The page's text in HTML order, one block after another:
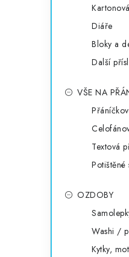
Diáře
Bloky a
Další
VŠE NA
Textová
Potištěné
OZDOBY
Washi /
Kytky,